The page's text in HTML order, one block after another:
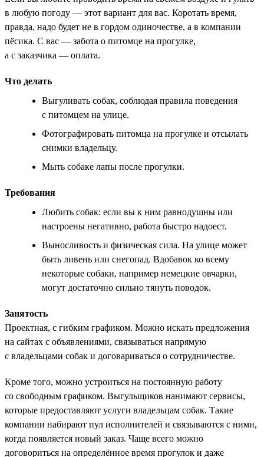
в любую погоду — этот вариант для вас. Коротать время,
правда, надо будет не в гордом одиночестве, а в компании
пёсика. С вас — забота о питомце на прогулке,
а с заказчика — оплата.
Что делать
Выгуливать собак, соблюдая правила поведения
с питомцем на улице.
Фотографировать питомца на прогулке и отсылать
снимки владельцу.
Мыть собаке лапы после прогулки.
Требования
Любить собак: если вы к ним равнодушны или
настроены негативно, работа быстро надоест.
Выносливость и физическая сила. На улице может
быть ливень или снегопад. Вдобавок ко всему
некоторые собаки, например немецкие овчарки,
могут достаточно сильно тянуть поводок.
Занятость
Проектная, с гибким графиком. Можно искать предложения
на сайтах с объявлениями, связываться напрямую
с владельцами собак и договариваться о сотрудничестве.
Кроме того, можно устроиться на постоянную работу
со свободным графиком. Выгульщиков нанимают сервисы,
которые предоставляют услуги владельцам собак. Такие
компании набирают пул исполнителей и связываются с ними,
когда появляется новый заказ. Чаще всего можно
договориться на определённое время прогулок и даже